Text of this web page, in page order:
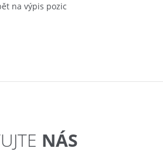
na výpis pozic
NÁS